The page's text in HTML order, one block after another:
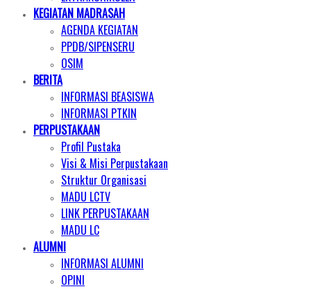
KEGIATAN MADRASAH
AGENDA KEGIATAN
PPDB/SIPENSERU
OSIM
BERITA
INFORMASI BEASISWA
INFORMASI PTKIN
PERPUSTAKAAN
Profil Pustaka
Visi & Misi Perpustakaan
Struktur Organisasi
MADU LCTV
LINK PERPUSTAKAAN
MADU LC
ALUMNI
INFORMASI ALUMNI
OPINI